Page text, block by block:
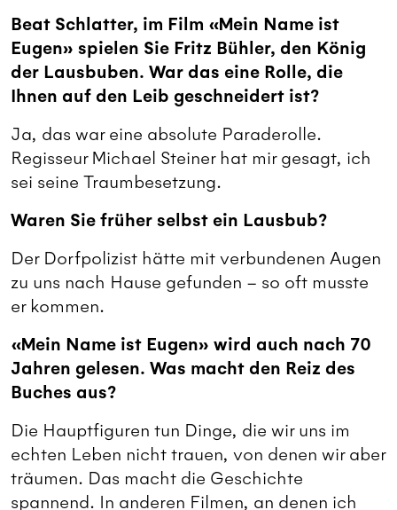
Beat Schlatter, im Film «Mein Name ist
Eugen» spielen Sie Fritz Bühler, den König
der Lausbuben. War das eine Rolle, die
Ihnen auf den Leib geschneidert ist?
Ja, das war eine absolute Paraderolle.
Regisseur Michael Steiner hat mir gesagt, ich
sei seine Traumbesetzung.
Waren Sie früher selbst ein Lausbub?
Der Dorfpolizist hätte mit verbundenen Augen
zu uns nach Hause gefunden – so oft musste
er kommen.
«Mein Name ist Eugen» wird auch nach 70
Jahren gelesen. Was macht den Reiz des
Buches aus?
Die Hauptfiguren tun Dinge, die wir uns im
echten Leben nicht trauen, von denen wir aber
träumen. Das macht die Geschichte
spannend. In anderen Filmen, an denen ich